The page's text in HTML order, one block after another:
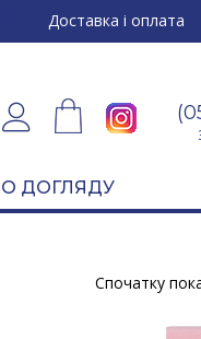
Доставка і оплата
ДОГЛЯДУ
Спочатку